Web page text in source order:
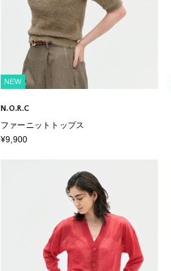
NEW
N.O.R.C
ファーニットトップス
¥9,900